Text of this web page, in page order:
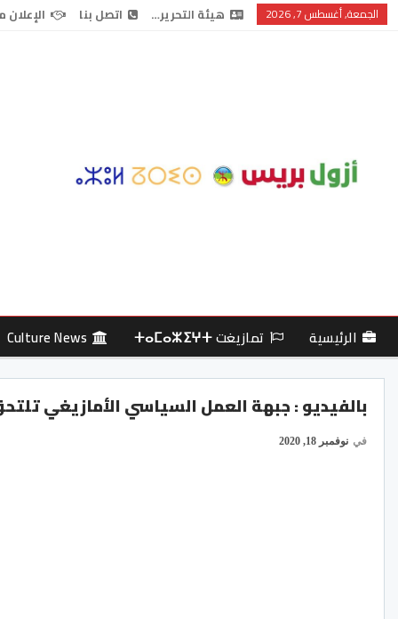
الجمعة, أغسطس 7, 2026 هيئة التحرير… اتصل بنا الإعلان
الرئيسية تمازيغت ⵜⴰⵎⴰⵣⵉⵖⵜ Culture News
بالفيديو : جبهة العمل السياسي الأمازيغي
في نوفمبر 18, 2020